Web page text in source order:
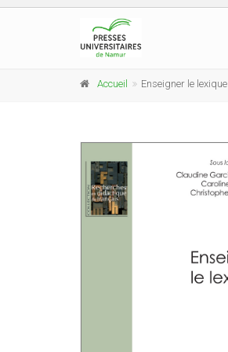
Accueil Enseigner le lexique